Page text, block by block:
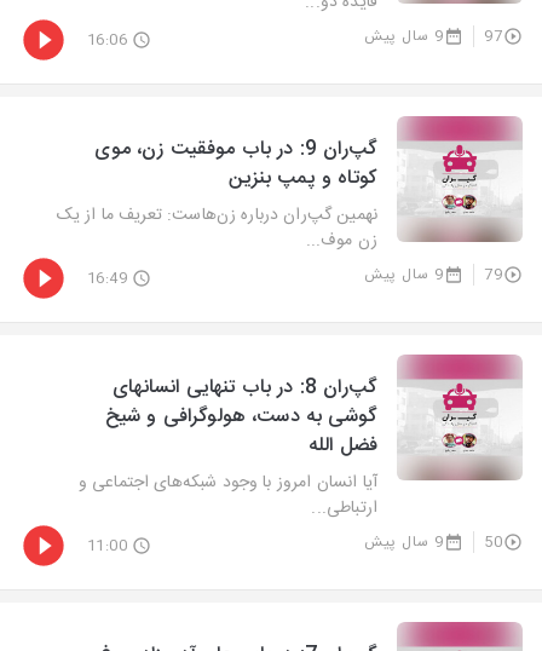
97 9 سال پیش 16:06
گپ‌ران 9: در باب موفقیت زن، موی
کوتاه و پمپ بنزین
نهمین گپ‌ران درباره زن‌هاست: تعریف ما از یک
زن موف...
79 9 سال پیش 16:49
گپ‌ران 8: در باب تنهایی انسانهای
گوشی به دست، هولوگرافی و شیخ
فضل الله
آیا انسان امروز با وجود شبکه‌های اجتماعی و
ارتباطی...
50 9 سال پیش 11:00